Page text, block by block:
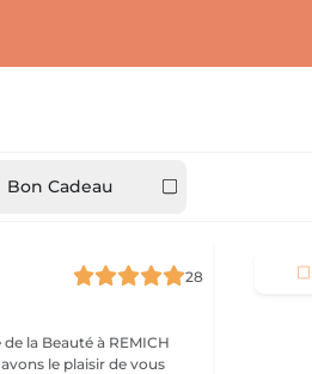
Bon Cadeau
28
le plaisir de vous